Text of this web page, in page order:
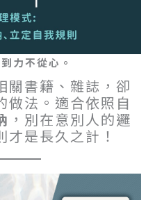
力不從心。
關書籍、雜誌，卻
做法。適合依照自
，別在意別人的邏
是長久之計！